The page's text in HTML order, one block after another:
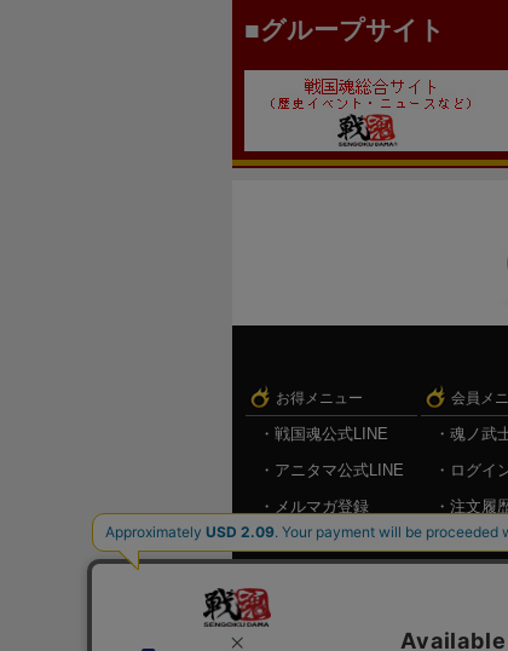
グループサイト
お得メニュー
戦国魂公式LINE
アニタマ公式LINE
メルマガ登録
キャンペーン情報
会員メ
魂ノ武
ログイ
注文履
お気に